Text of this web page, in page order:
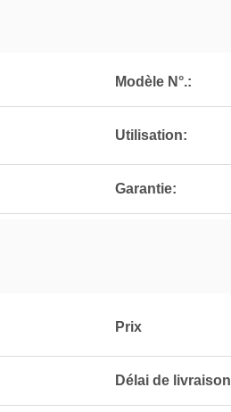
Modèle N°.:
Utilisation:
Garantie:
Prix
Délai de livraison